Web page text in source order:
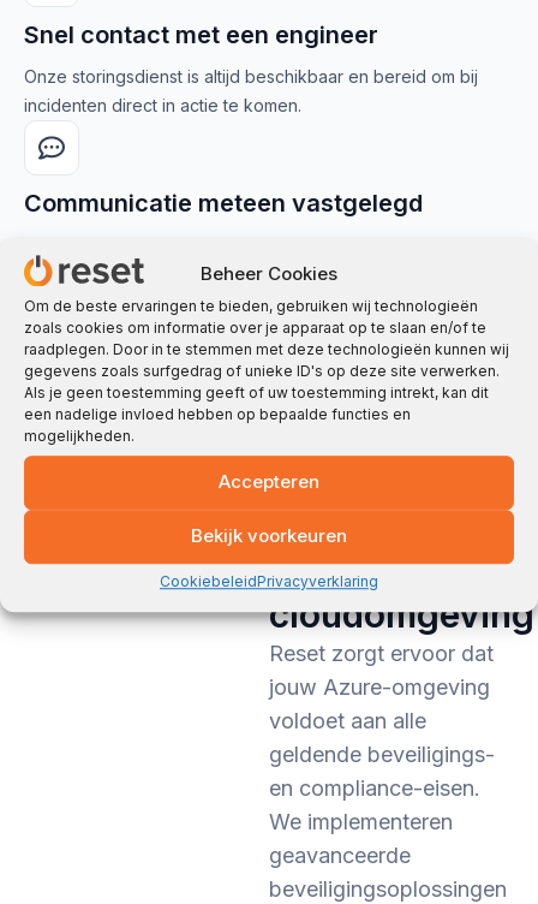
Beheer Cookies
Om de beste ervaringen te bieden, gebruiken wij technologieën
zoals cookies om informatie over je apparaat op te slaan en/of te
raadplegen. Door in te stemmen met deze technologieën kunnen wij
gegevens zoals surfgedrag of unieke ID's op deze site verwerken.
Als je geen toestemming geeft of uw toestemming intrekt, kan dit
een nadelige invloed hebben op bepaalde functies en
mogelijkheden.
Accepteren
Bekijk voorkeuren
CookiebeleidPrivacyverklaring
Snel contact met een engineer
Onze storingsdienst is altijd beschikbaar en bereid om bij
incidenten direct in actie te komen.
Communicatie meteen vastgelegd
waardoor meerdere collega's tegelijk kunnen meewerken.
Cybersecurity, wet en
regelgeving
Veilige en
compliant
cloudomgeving
Reset zorgt ervoor dat
jouw Azure-omgeving
voldoet aan alle
geldende beveiligings-
en compliance-eisen.
We implementeren
geavanceerde
beveiligingsoplossingen